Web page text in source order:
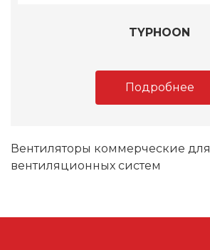
TYPHOON
Подробнее
Вентиляторы коммерческие для
вентиляционных систем